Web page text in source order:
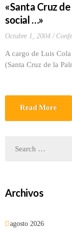
«Santa Cruz
social …»
Octubre 1, 2004
A cargo de Luis
(Santa Cruz de la
Read More
Archivos
agosto 2026